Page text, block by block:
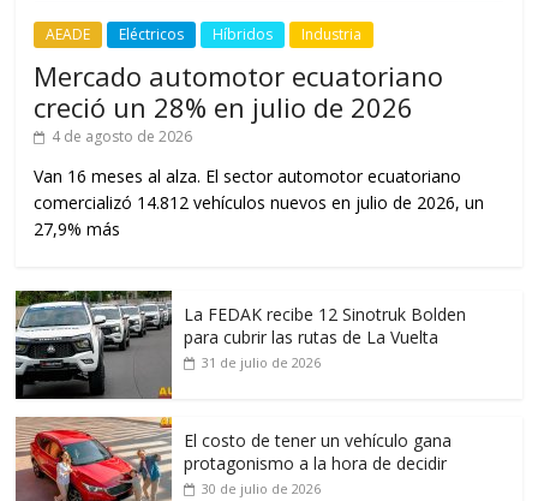
AEADE Eléctricos Híbridos Industria
Mercado automotor ecuatoriano
creció un 28% en julio de 2026
4 de agosto de 2026
Van 16 meses al alza. El sector automotor ecuatoriano
comercializó 14.812 vehículos nuevos en julio de 2026, un
27,9% más
La FEDAK recibe 12 Sinotruk Bolden
para cubrir las rutas de La Vuelta
31 de julio de 2026
El costo de tener un vehículo gana
protagonismo a la hora de decidir
30 de julio de 2026